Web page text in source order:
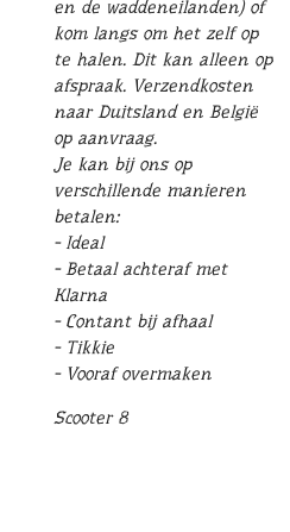
en de waddeneilanden) of
kom langs om het zelf op
te halen. Dit kan alleen op
afspraak. Verzendkosten
naar Duitsland en België
op aanvraag.
Je kan bij ons op
verschillende manieren
betalen:
- Ideal
- Betaal achteraf met
Klarna
- Contant bij afhaal
- Tikkie
- Vooraf overmaken
Scooter 8